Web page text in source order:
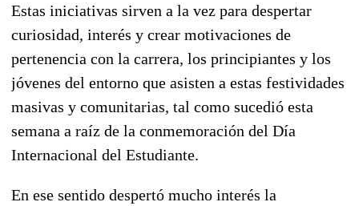
Estas iniciativas sirven a la vez para despertar
curiosidad, interés y crear motivaciones de
pertenencia con la carrera, los principiantes y los
jóvenes del entorno que asisten a estas festividades
masivas y comunitarias, tal como sucedió esta
semana a raíz de la conmemoración del Día
Internacional del Estudiante.
En ese sentido despertó mucho interés la